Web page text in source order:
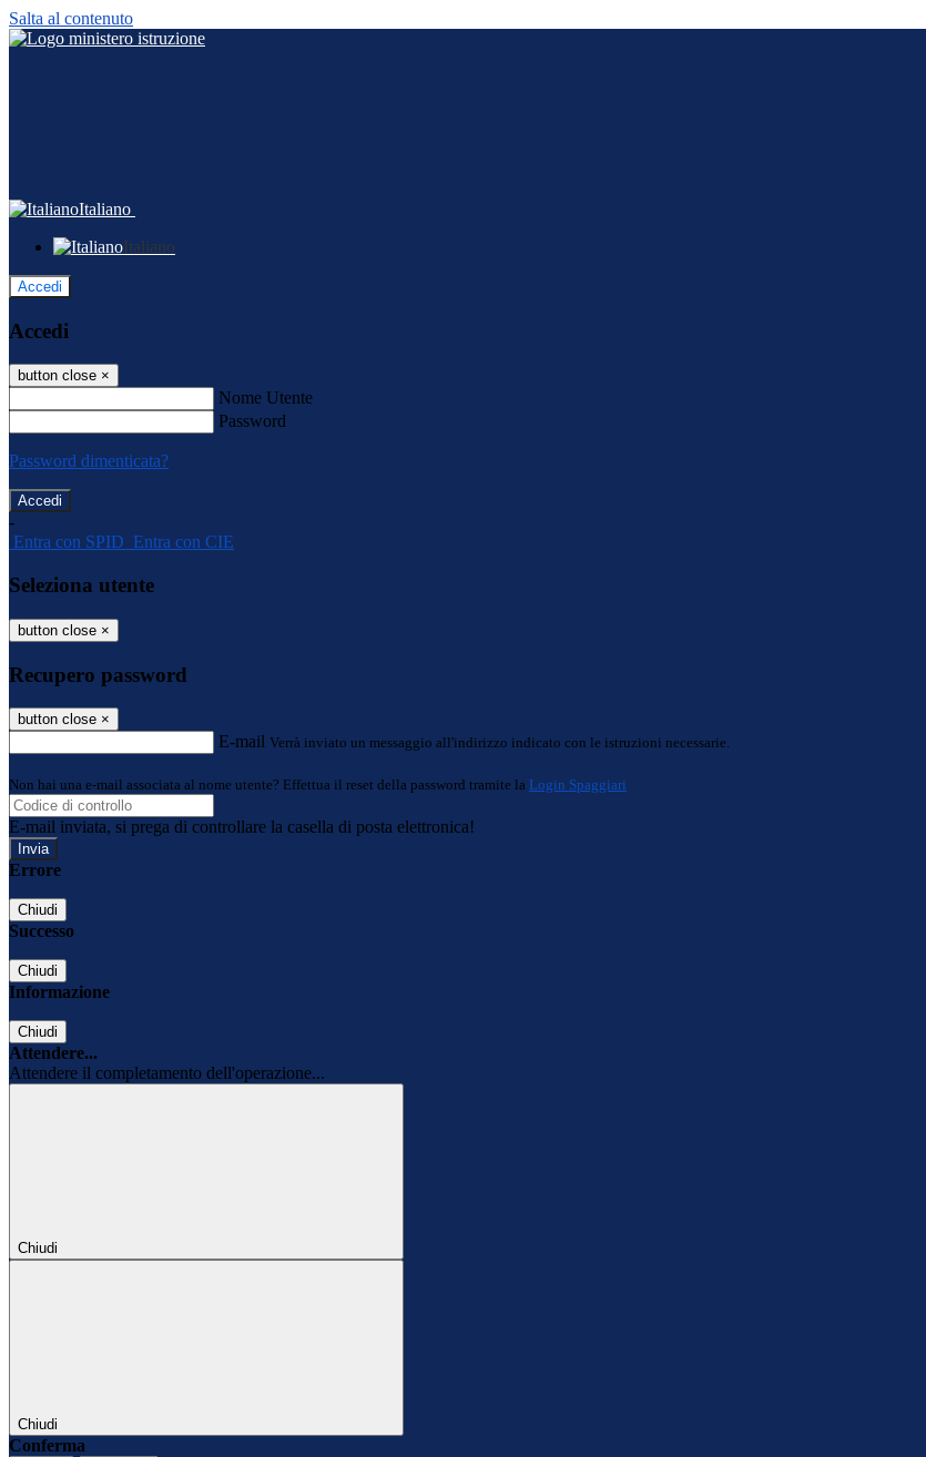
Salta al contenuto
Italiano
Italiano
Accedi
Accedi
button close ×
Nome Utente
Password
Password dimenticata?
-
Entra con SPID Entra con CIE
Seleziona utente
button close ×
Recupero password
button close ×
E-mail Verrà inviato un messaggio all'indirizzo indicato con le istruzioni necessarie.
Non hai una e-mail associata al nome utente? Effettua il reset della password tramite la Login Spaggiari
E-mail inviata, si prega di controllare la casella di posta elettronica!
Errore
Chiudi
Successo
Chiudi
Informazione
Chiudi
Attendere...
Attendere il completamento dell'operazione...
Chiudi
Chiudi
Conferma